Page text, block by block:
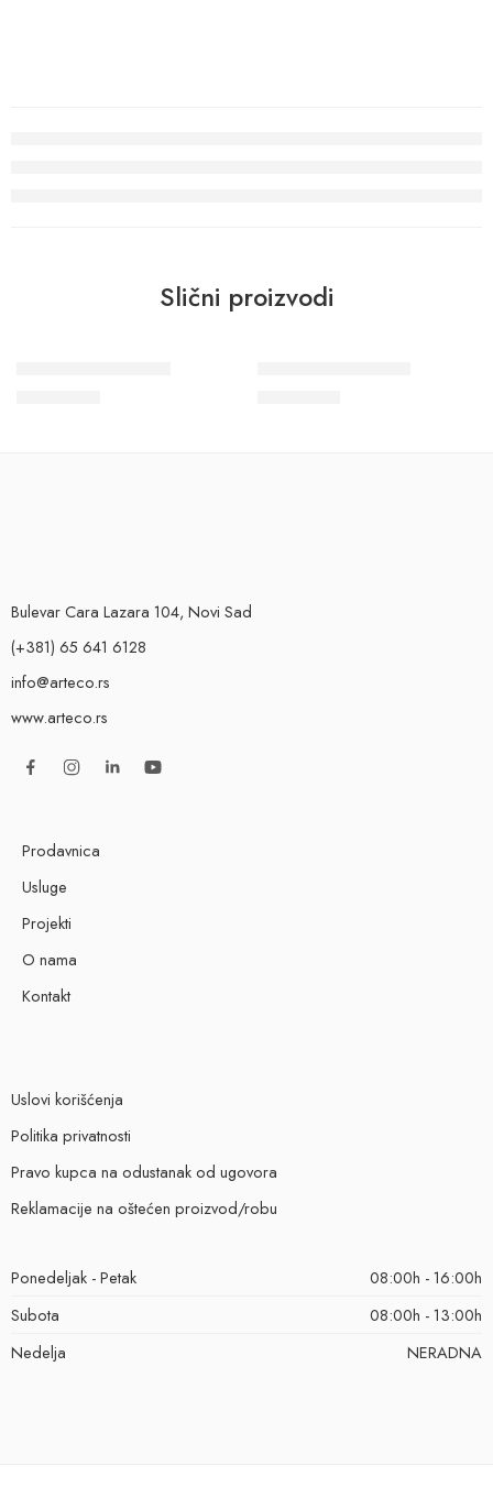
Slični proizvodi
Bulevar Cara Lazara 104, Novi Sad
(+381) 65 641 6128
info@arteco.rs
www.arteco.rs
Prodavnica
Usluge
Projekti
O nama
Kontakt
Uslovi korišćenja
Politika privatnosti
Pravo kupca na odustanak od ugovora
Reklamacije na oštećen proizvod/robu
Ponedeljak - Petak
08:00h - 16:00h
Subota
08:00h - 13:00h
Nedelja
NERADNA